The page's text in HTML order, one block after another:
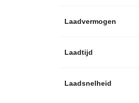
Laadvermogen
Laadtijd
Laadsnelheid